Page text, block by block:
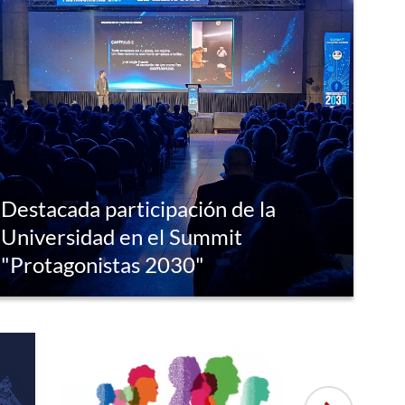
Destacada participación de la
Universidad en el Summit
"Protagonistas 2030"